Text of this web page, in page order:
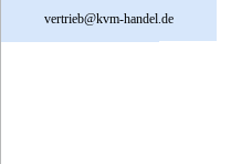
vertrieb@kvm-handel.de